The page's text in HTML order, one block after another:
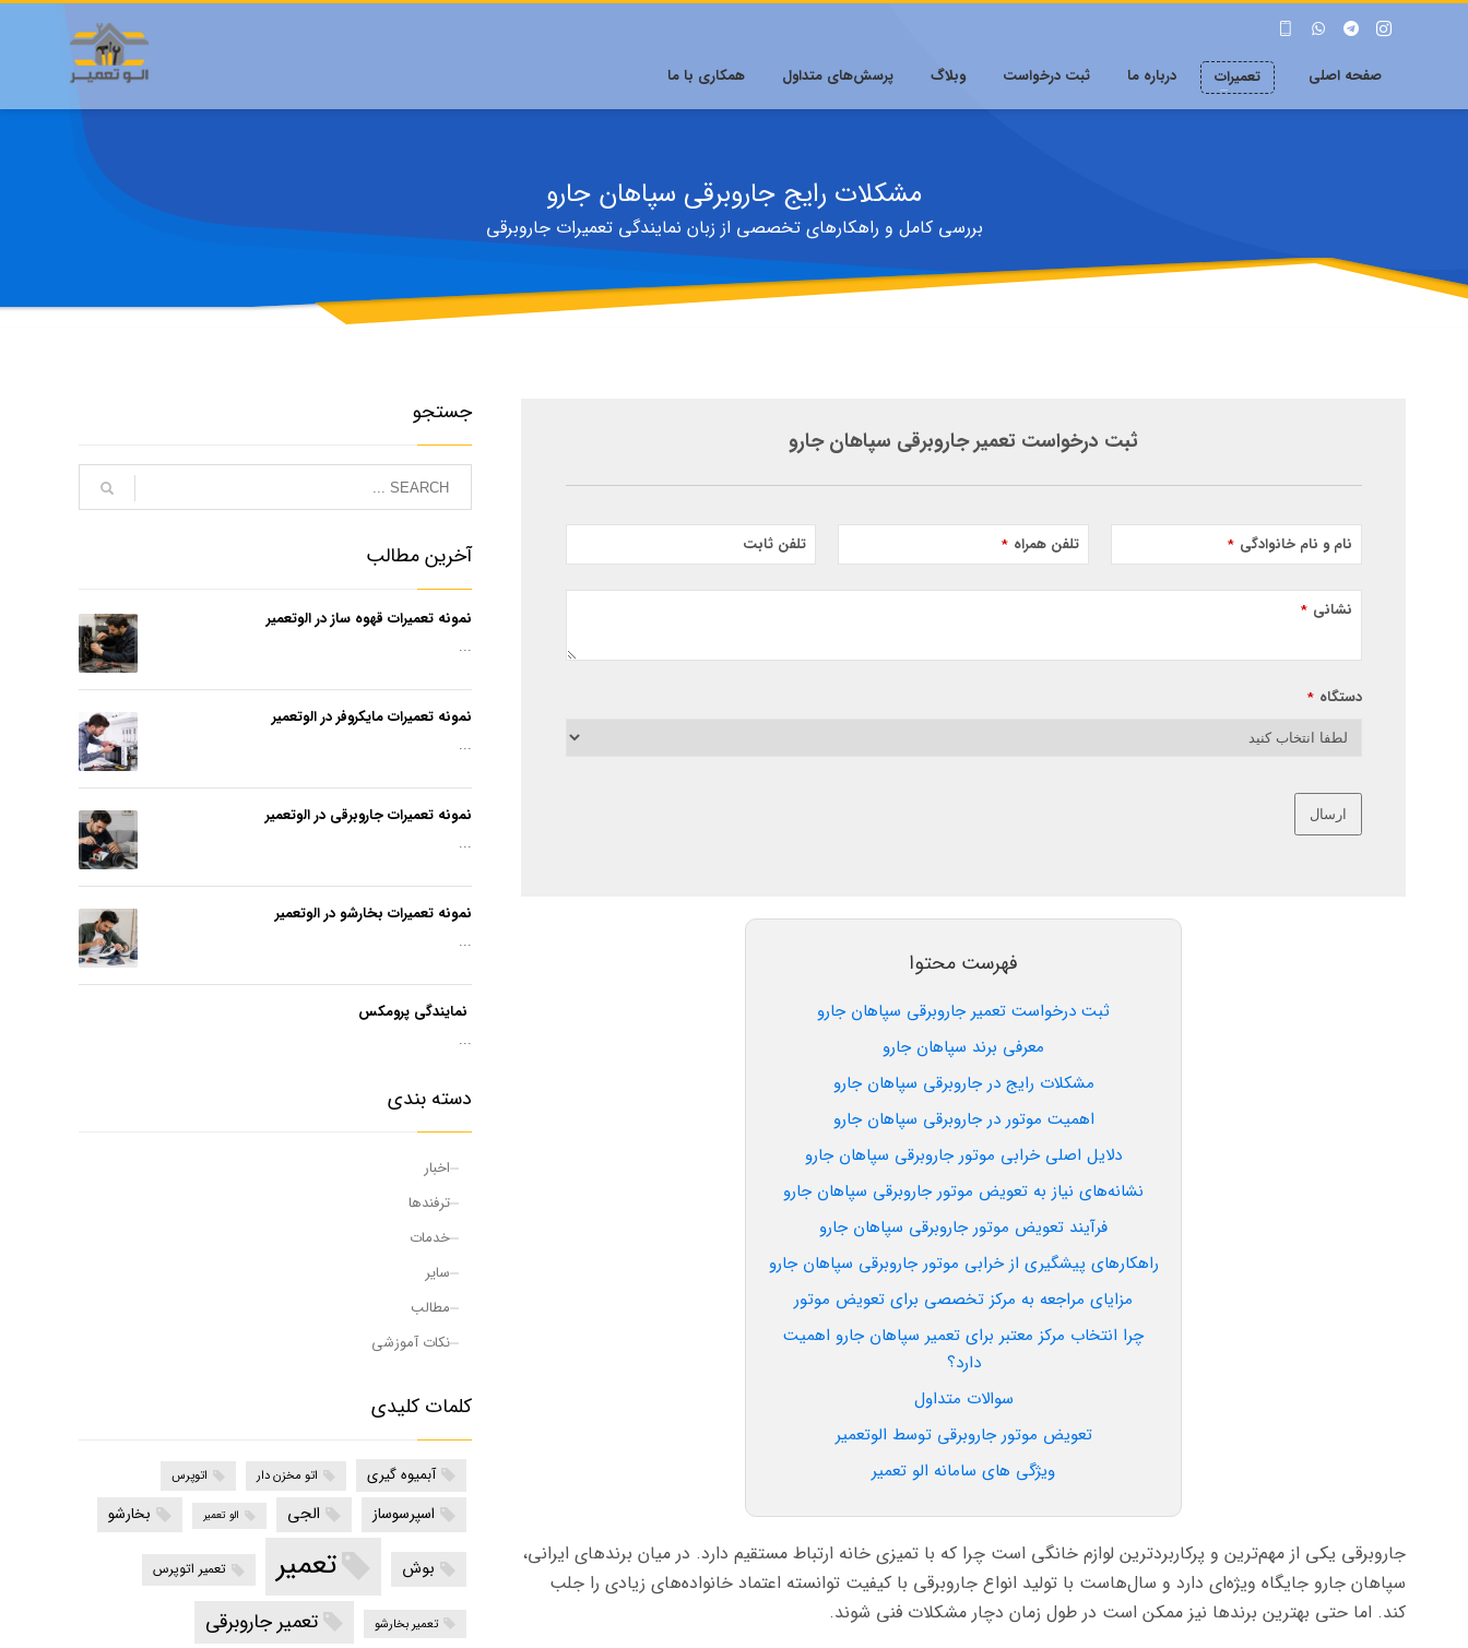
صفحه اصلی تعمیرات درباره ما ثبت درخواست وبلاگ پرسش‌های متداول همکاری با ما
مشکلات رایج جاروبرقی سپاهان جارو
بررسی کامل و راهکارهای تخصصی از زبان نمایندگی تعمیرات جاروبرقی
ثبت درخواست تعمیر جاروبرقی سپاهان جارو
نام و نام خانوادگی * تلفن همراه * تلفن ثابت
نشانی *
دستگاه *
ارسال
فهرست محتوا
ثبت درخواست تعمیر جاروبرقی سپاهان جارو
معرفی برند سپاهان جارو
مشکلات رایج در جاروبرقی سپاهان جارو
اهمیت موتور در جاروبرقی سپاهان جارو
دلایل اصلی خرابی موتور جاروبرقی سپاهان جارو
نشانه‌های نیاز به تعویض موتور جاروبرقی سپاهان جارو
فرآیند تعویض موتور جاروبرقی سپاهان جارو
راهکارهای پیشگیری از خرابی موتور جاروبرقی سپاهان جارو
مزایای مراجعه به مرکز تخصصی برای تعویض موتور
چرا انتخاب مرکز معتبر برای تعمیر سپاهان جارو اهمیت
دارد؟
سوالات متداول
تعویض موتور جاروبرقی توسط الو‌تعمیر
ویژگی های سامانه الو تعمیر
جاروبرقی یکی از مهم‌ترین و پر‌کاربرد‌ترین لوازم خانگی است چرا که با تمیزی خانه ارتباط مستقیم دارد. در میان برندهای ایرانی،
سپاهان جارو جایگاه ویژه‌ای دارد و سال‌هاست با تولید انواع جاروبرقی با کیفیت توانسته اعتماد خانواده‌های زیادی را جلب
کند. اما حتی بهترین برندها نیز ممکن است در طول زمان دچار مشکلات فنی شوند.
جستجو
آخرین مطالب
نمونه تعمیرات قهوه ساز در الوتعمیر
...
نمونه تعمیرات مایکروفر در الوتعمیر
...
نمونه تعمیرات جاروبرقی در الوتعمیر
...
نمونه تعمیرات بخارشو در الوتعمیر
...
نمایندگی پرومکس
...
دسته بندی
اخبار
ترفندها
خدمات
سایر
مطالب
نکات آموزشی
کلمات کلیدی
آبمیوه گیری اتو مخزن دار اتوپرس
اسپرسوساز الجی الو تعمیر بخارشو
بوش تعمیر تعمیر اتوپرس
تعمیر بخارشو تعمیر جاروبرقی